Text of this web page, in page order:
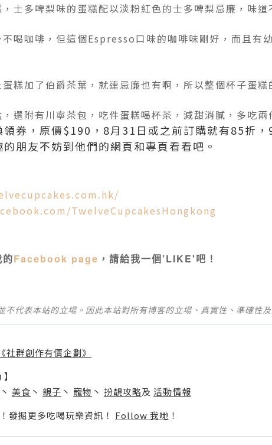
， 士多啤梨味的蛋糕配以淡粉紅色的士多啤梨忌廉，味道
不喝咖啡，但這個Espresso口味的咖啡味剛好，而且有
蛋糕加了伯爵茶葉，就連忌廉也有啊，所以整個杯子蛋
， 還附有川寧茶包，吃件蛋糕喝杯茶，減甜消膩，多吃
領券，原價$190，8月31日或之前訂購就有85折
朋友不妨到他們的網頁和專頁看看吧。
TwelveCupcakesHongkong
Facebook page ，請給我一個’LIKE'吧！
不代表本站的立場。因此本站對所有博客的立場、真實性、準確性
社群創作有價企劃》
丶 美食 丶 親子 丶 寵物 丶 扮靚攻略及 活動情報
掘更多吃喝玩樂資訊！ Follow 我哋 ！